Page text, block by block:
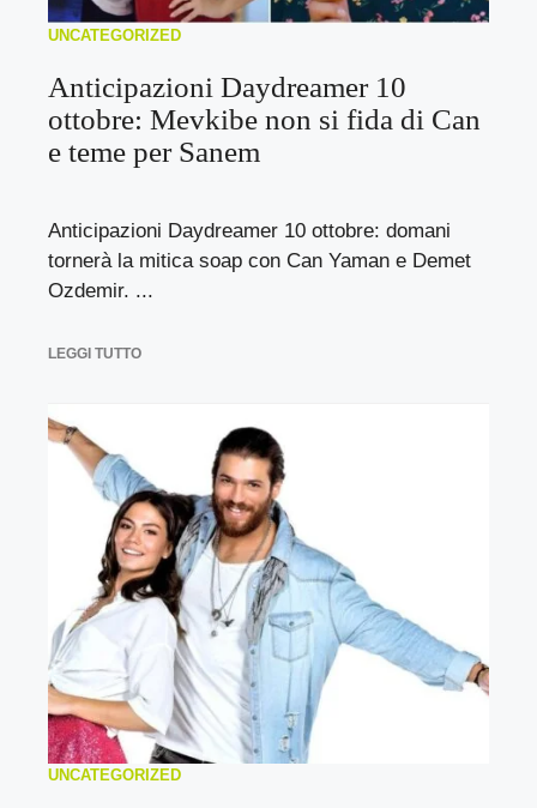
UNCATEGORIZED
Anticipazioni Daydreamer 10
ottobre: Mevkibe non si fida di Can
e teme per Sanem
Anticipazioni Daydreamer 10 ottobre: domani
tornerà la mitica soap con Can Yaman e Demet
Ozdemir. ...
LEGGI TUTTO
UNCATEGORIZED